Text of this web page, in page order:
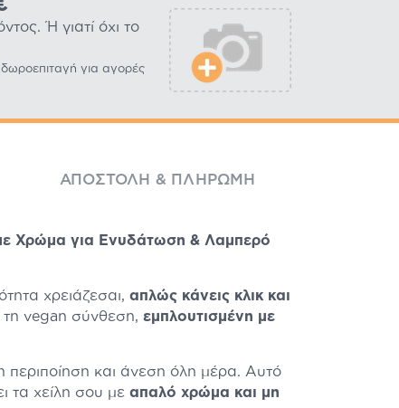
Ή γιατί όχι το
για αγορές
ΑΠΟΣΤΟΛΉ & ΠΛΗΡΩΜΉ
Χρώμα για Ενυδάτωση & Λαμπερό
χρειάζεσαι, απλώς κάνεις κλικ και
τη vegan σύνθεση, εμπλουτισμένη με
περιποίηση και άνεση όλη μέρα. Αυτό
τα χείλη σου με απαλό χρώμα και μη